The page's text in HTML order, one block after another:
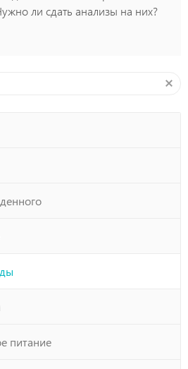
ли сдать анализы на них?
питание